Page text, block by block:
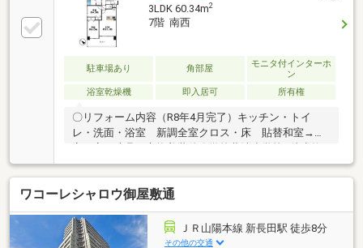
3LDK 60.34m2
7階 南西
駐車場あり 角部屋
モニタ付インターホ
ン
浴室乾燥機
即入居可 所有権
〇リフォーム内容（R8年4月完了）キッチン・トイ
レ・洗面・浴室 新調全室クロス・床 貼替和室→洋
分西代中学校…徒歩約17分〇弊社が選ばれ続ける理由
1．住宅ローンに自信あり！提携銀行多数あり♪頭金ゼ
ロで購入可能です。金利や条件などお客様にあった最
適なご提案可能♪2．初めての購入の方も安心のサポー
トお一人お一人に寄り添ったご提案をいたします。
3．購入にかかる費用のシュミレーション作成！気に
ワコーレシャロウ御屋敷通
ＪＲ山陽本線 新長田駅 徒歩8分
その他の交通